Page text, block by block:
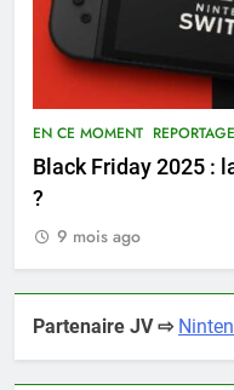
EN CE MOMENT
Black Friday 2025 :
?
9 mois ago
Partenaire JV ⇨